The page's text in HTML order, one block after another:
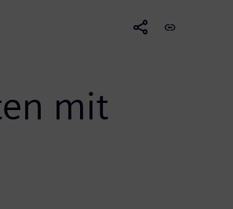
mit